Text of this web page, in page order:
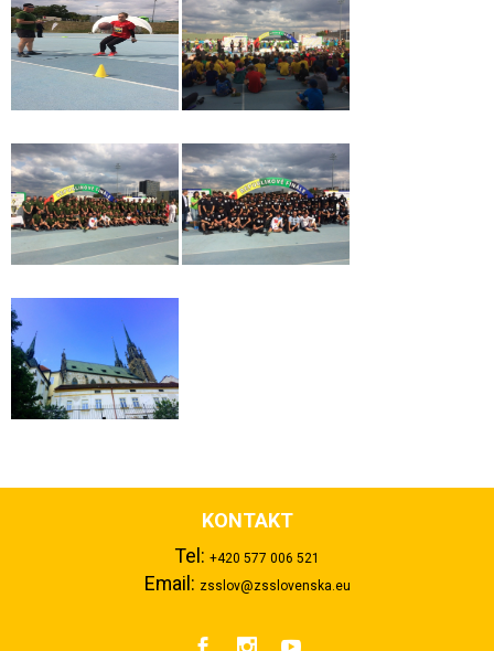
KONTAKT
Tel: +420 577 006 521
Email: zsslov@zsslovenska.eu
  